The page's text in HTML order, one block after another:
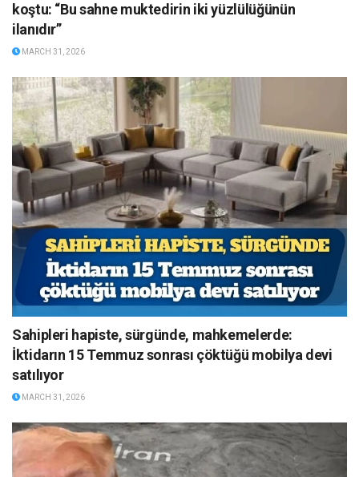
koştu: “Bu sahne muktedirin iki yüzlülüğünün
ilanıdır”
MARCH 31, 2026
Sahipleri hapiste, sürgünde, mahkemelerde:
İktidarın 15 Temmuz sonrası çöktüğü mobilya devi
satılıyor
MARCH 31, 2026